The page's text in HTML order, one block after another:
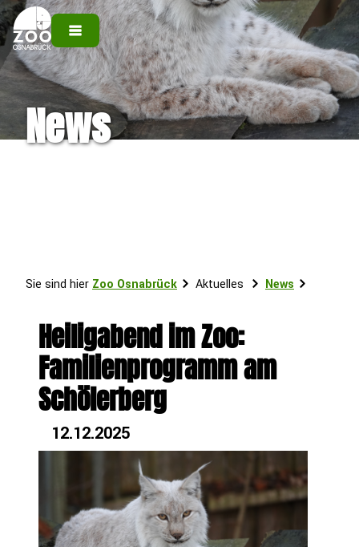
News
Sie sind hier Zoo Osnabrück Aktuelles News
Heiligabend im Zoo:
Familienprogramm am
Schölerberg
12.12.2025